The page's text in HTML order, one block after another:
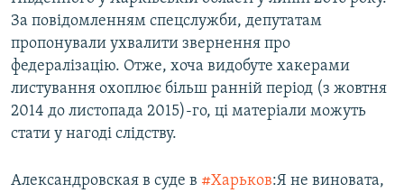
За повідомленням спецслужби, депутатам
пропонували ухвалити звернення про
федералізацію. Отже, хоча видобуте хакерами
листування охоплює більш ранній період (з жовтня
2014 до листопада 2015)-го, ці матеріали можуть
стати у нагоді слідству.
Александровская в суде в #Харьков:Я не виновата,